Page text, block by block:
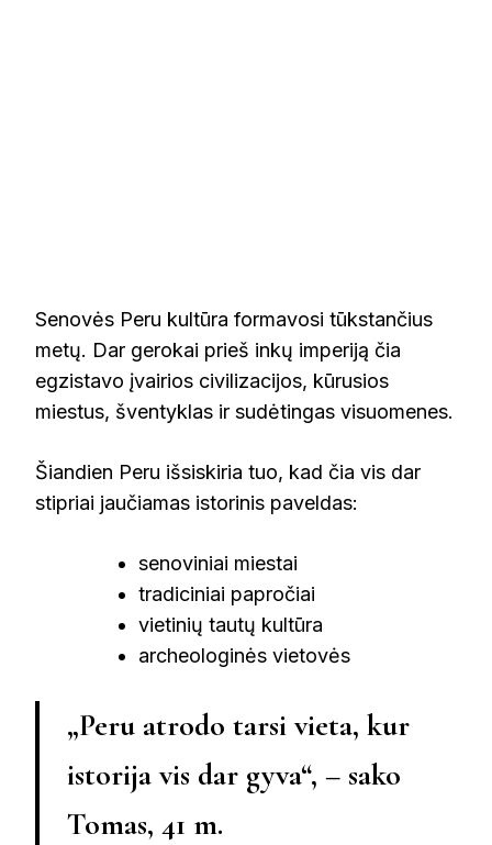
Senovės Peru kultūra formavosi tūkstančius
metų. Dar gerokai prieš inkų imperiją čia
egzistavo įvairios civilizacijos, kūrusios
miestus, šventyklas ir sudėtingas visuomenes.
Šiandien Peru išsiskiria tuo, kad čia vis dar
stipriai jaučiamas istorinis paveldas:
senoviniai miestai
tradiciniai papročiai
vietinių tautų kultūra
archeologinės vietovės
„Peru atrodo tarsi vieta, kur
istorija vis dar gyva“, – sako
Tomas, 41 m.